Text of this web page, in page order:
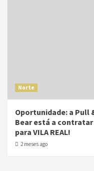
Norte
Oportunidade: a Pull
Bear está a contratar
para VILA REAL!
2 meses ago